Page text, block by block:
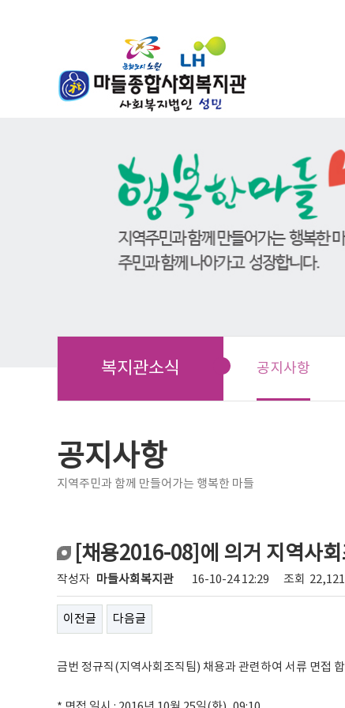
복지관소식 공지사항
공지사항
지역주민과 함께 만들어가는 행복한 마들
[채용2016-08]에 의거 지역사
작성자 마들사회복지관 16-10-24 12:29 조회 22,121
이전글 다음글
금번 정규직(지역사회조직팀) 채용과 관련하여 서류 면접